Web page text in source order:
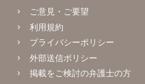
ご意見・ご要望
利用規約
プライバシーポリシー
外部送信ポリシー
掲載をご検討の弁護士の方